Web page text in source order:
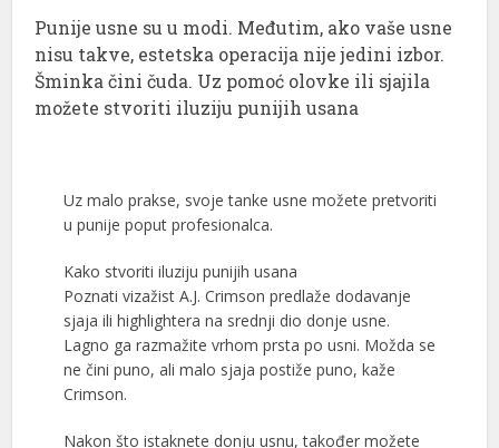
Punije usne su u modi. Međutim, ako vaše usne
nisu takve, estetska operacija nije jedini izbor.
Šminka čini čuda. Uz pomoć olovke ili sjajila
možete stvoriti iluziju punijih usana
Uz malo prakse, svoje tanke usne možete pretvoriti
u punije poput profesionalca.
Kako stvoriti iluziju punijih usana
Poznati vizažist A.J. Crimson predlaže dodavanje
sjaja ili highlightera na srednji dio donje usne.
Lagno ga razmažite vrhom prsta po usni. Možda se
ne čini puno, ali malo sjaja postiže puno, kaže
Crimson.
Nakon što istaknete donju usnu, također možete